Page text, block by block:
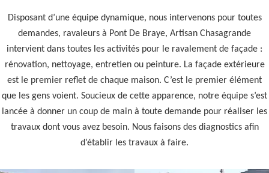
Disposant d’une équipe dynamique, nous intervenons pour toutes
demandes, ravaleurs à Pont De Braye, Artisan Chasagrande
intervient dans toutes les activités pour le ravalement de façade :
rénovation, nettoyage, entretien ou peinture. La façade extérieure
est le premier reflet de chaque maison. C’est le premier élément
que les gens voient. Soucieux de cette apparence, notre équipe s’est
lancée à donner un coup de main à toute demande pour réaliser les
travaux dont vous avez besoin. Nous faisons des diagnostics afin
d’établir les travaux à faire.